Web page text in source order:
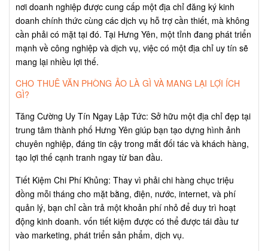
nơi doanh nghiệp được cung cấp một địa chỉ đăng ký kinh
doanh chính thức cùng các dịch vụ hỗ trợ cần thiết, mà không
cần phải có mặt tại đó. Tại Hưng Yên, một tỉnh đang phát triển
mạnh về công nghiệp và dịch vụ, việc có một địa chỉ uy tín sẽ
mang lại nhiều lợi thế.
CHO THUÊ VĂN PHÒNG ẢO LÀ GÌ VÀ MANG LẠI LỢI ÍCH
GÌ?
Tăng Cường Uy Tín Ngay Lập Tức: Sở hữu một địa chỉ đẹp tại
trung tâm thành phố Hưng Yên giúp bạn tạo dựng hình ảnh
chuyên nghiệp, đáng tin cậy trong mắt đối tác và khách hàng,
tạo lợi thế cạnh tranh ngay từ ban đầu.
Tiết Kiệm Chi Phí Khủng: Thay vì phải chi hàng chục triệu
đồng mỗi tháng cho mặt bằng, điện, nước, internet, và phí
quản lý, bạn chỉ cần trả một khoản phí nhỏ để duy trì hoạt
động kinh doanh. vốn tiết kiệm được có thể được tái đầu tư
vào marketing, phát triển sản phẩm, dịch vụ.